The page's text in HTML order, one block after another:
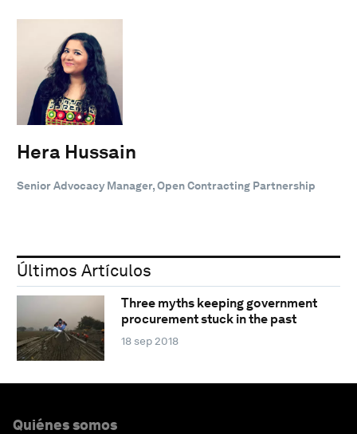
Hera Hussain
Senior Advocacy Manager, Open Contracting Partnership
Últimos Artículos
Three myths keeping government
procurement stuck in the past
18 sep 2018
Quiénes somos